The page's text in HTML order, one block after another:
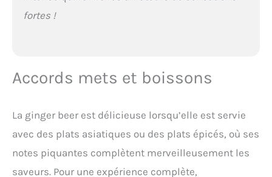
fortes !
Accords mets et boissons
La ginger beer est délicieuse lorsqu’elle est servie
avec des plats asiatiques ou des plats épicés, où ses
notes piquantes complètent merveilleusement les
saveurs. Pour une expérience complète,